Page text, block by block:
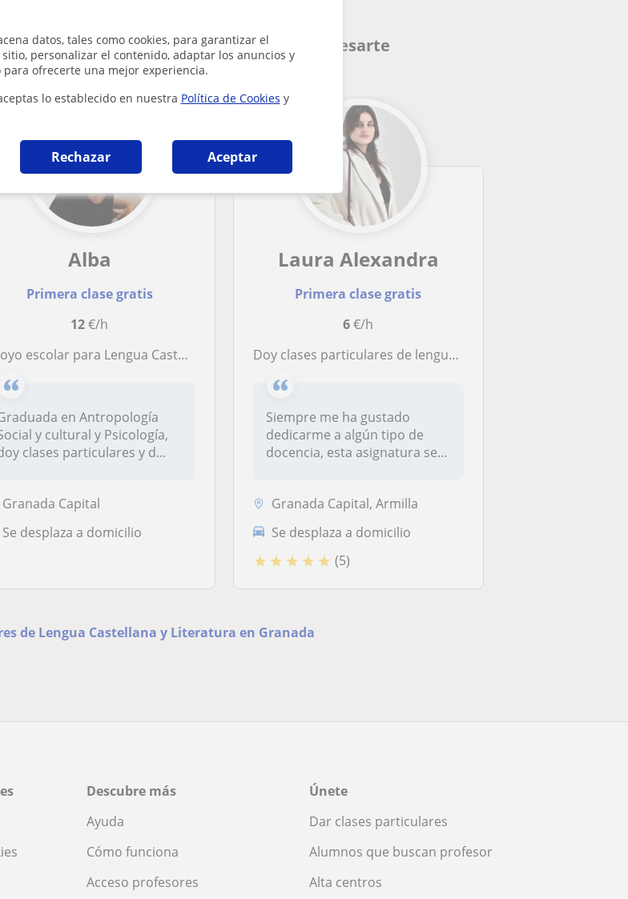
datos, tales como cookies, para garantizar el
personalizar el contenido, adaptar los anuncios y
para ofrecerte una mejor experiencia.
lo establecido en nuestra Política de Cookies y
Rechazar Aceptar
Literatura en Granada que pueden interesarte
Alba
Primera clase gratis
12€/h
escolar para Lengua Castellana y Literatura (selectividad)
en Antropología
y cultural y Psicología,
clases particulares y d...
Granada Capital
Se desplaza a domicilio
Laura Alexandra
Primera clase gratis
6€/h
Doy clases particulares de lengua castellana y literatura para estudiantes ESO y Bachillerato
Siempre me ha gustado
dedicarme a algún tipo de
docencia, esta asignatura se
Granada Capital, Armilla
Se desplaza a domicilio
★ ★ ★ ★ ★ (5)
de Lengua Castellana y Literatura en Granada
Descubre más
Ayuda
Cómo funciona
Acceso profesores
Únete
Dar clases particulares
Alumnos que buscan profesor
Alta centros